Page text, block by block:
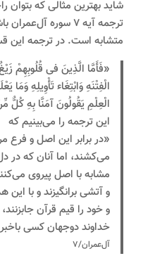
شاید بهترین مثالی که بتوان
ترجمه آیه ۷ سوره
متشابه است. در ترجمه این
«فَأَمَّا الَّذِینَ فی قُلُوبِهِمْ
الْفِتْنَهِ وَابْتِغَاء تَأْوِیلِهِ وَمَا
الْعِلْمِ یَقُولُونَ آمَنَّا بِهِ کُلٌّ
این ترجمه را می‌بینیم که
«در برابر این اصل و فرع
می‌‌کشند، اما آنان که در
مشابه با اصل پیروی
و آتشی برانگیزند و با
و خود را قیم قرآن
خداوند دوجهان کسی
آل‌عمران/۷